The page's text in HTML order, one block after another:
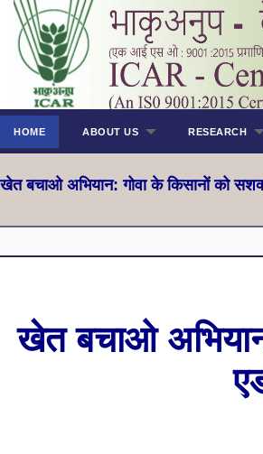
HOME ABOUT US RESEARCH
खेत बचाओ अभियान: गोवा के किसानों को
खेत बचाओ